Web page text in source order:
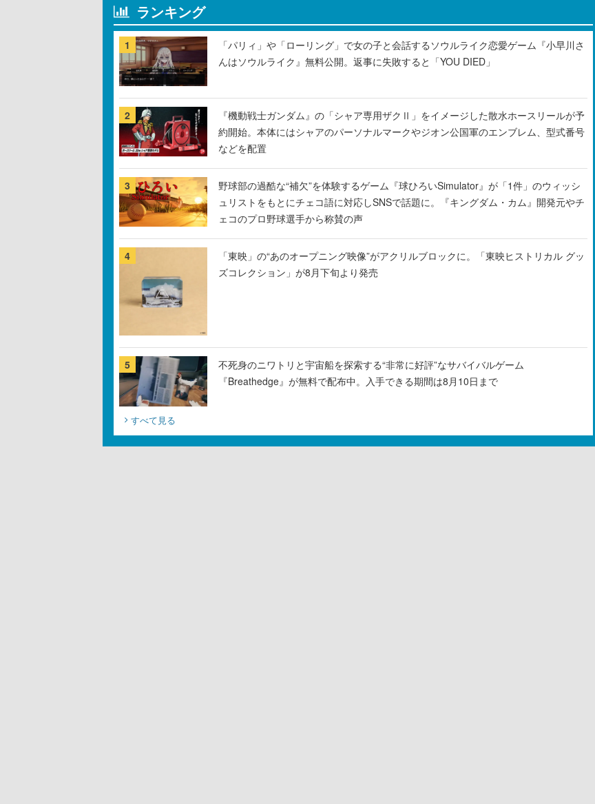
ランキング
1
「パリィ」や「ローリング」で女の子と会話するソウルライク恋愛ゲーム『小早川さ
んはソウルライク』無料公開。返事に失敗すると「YOU DIED」
2
『機動戦士ガンダム』の「シャア専用ザクⅡ」をイメージした散水ホースリールが予
約開始。本体にはシャアのパーソナルマークやジオン公国軍のエンブレム、型式番号
などを配置
3
野球部の過酷な“補欠”を体験するゲーム『球ひろいSimulator』が「1件」のウィッシ
ュリストをもとにチェコ語に対応しSNSで話題に。『キングダム・カム』開発元やチ
ェコのプロ野球選手から称賛の声
4
「東映」の“あのオープニング映像”がアクリルブロックに。「東映ヒストリカル グッ
ズコレクション」が8月下旬より発売
5
不死身のニワトリと宇宙船を探索する“非常に好評”なサバイバルゲーム
『Breathedge』が無料で配布中。入手できる期間は8月10日まで
すべて見る